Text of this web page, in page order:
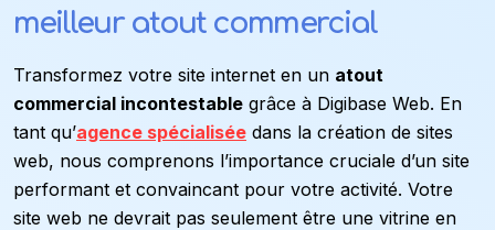
meilleuratout commercial
Transformez votre site internet en un atout
commercial incontestable grâce à Digibase Web. En
tant qu’agence spécialisée dans la création de sites
web, nous comprenons l’importance cruciale d’un site
performant et convaincant pour votre activité. Votre
site web ne devrait pas seulement être une vitrine en